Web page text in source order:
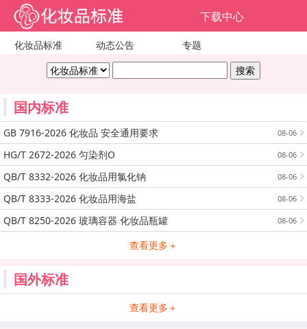
下载中心
化妆品标准 动态公告 专题
国内标准
08-06
GB 7916-2026 化妆品 安全通用要求
08-06
HG/T 2672-2026 匀染剂O
08-06
QB/T 8332-2026 化妆品用氯化钠
08-06
QB/T 8333-2026 化妆品用海盐
08-06
QB/T 8250-2026 玻璃容器 化妆品瓶罐
查看更多＋
国外标准
查看更多＋